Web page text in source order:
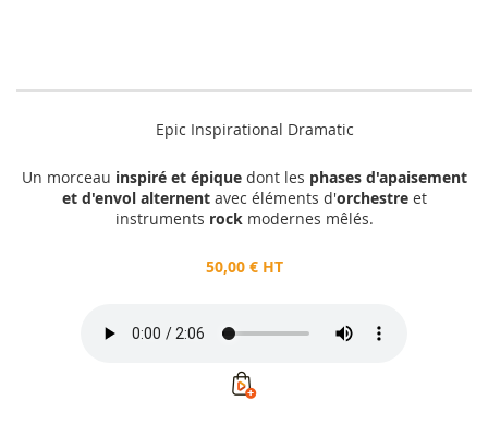
Epic Inspirational Dramatic
Un morceau inspiré et épiquedont les phases d'apaisement
et d'envol alternentavec éléments d'orchestreet
instruments rockmodernes mêlés.
50,00 € HT